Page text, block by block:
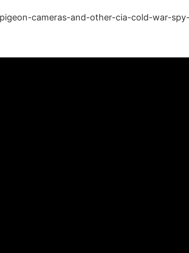
cameras-and-other-cia-cold-war-spy-